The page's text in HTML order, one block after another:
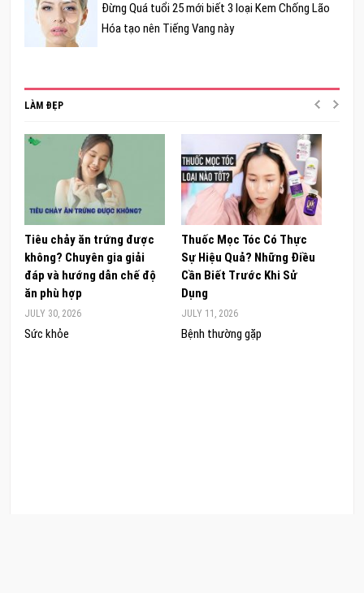
Đừng Quá tuổi 25 mới biết 3 loại Kem Chống Lão
Hóa tạo nên Tiếng Vang này
LÀM ĐẸP
Tiêu chảy ăn trứng được
không? Chuyên gia giải
đáp và hướng dẫn chế độ
ăn phù hợp
JULY 30, 2026
Sức khỏe
Thuốc Mọc Tóc Có Thực
Sự Hiệu Quả? Những Điều
Cần Biết Trước Khi Sử
Dụng
JULY 11, 2026
Bệnh thường gặp